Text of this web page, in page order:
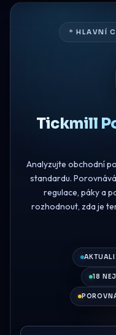
* HLAVNÍ
Tickmill
Analyzujte obchodní
standardu.
regulace, páky a
rozhodnout, zda je
18